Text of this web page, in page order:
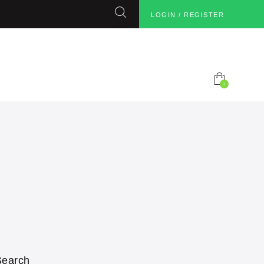
LOGIN / REGISTER
0